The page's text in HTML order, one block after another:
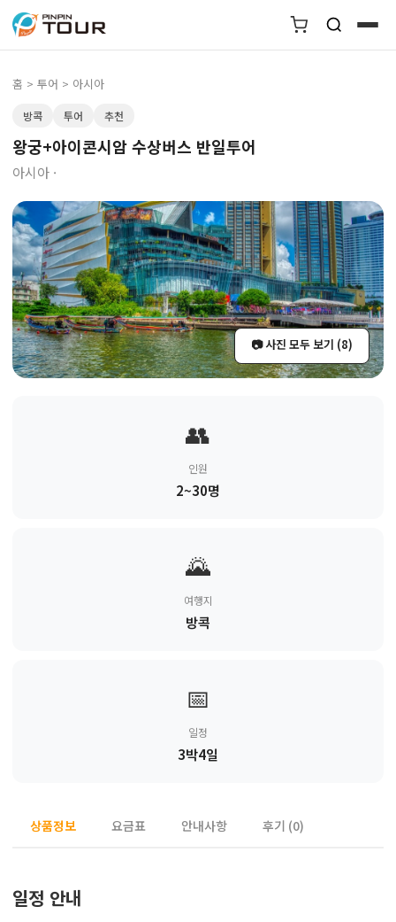
홈 > 투어 > 아시아
방콕 투어 추천
왕궁+아이콘시암 수상버스 반일투어
아시아 ·
📷 사진 모두 보기 (8)
👥
인원
2~30명
🌄
여행지
방콕
📅
일정
3박4일
상품정보 요금표 안내사항 후기 (0)
일정 안내